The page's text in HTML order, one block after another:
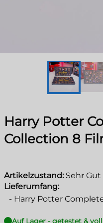
Harry Potter
Collection 8
Artikelzustand: Sehr Gut
Lieferumfang:
- Harry Potter
Auf Lager - getestet &